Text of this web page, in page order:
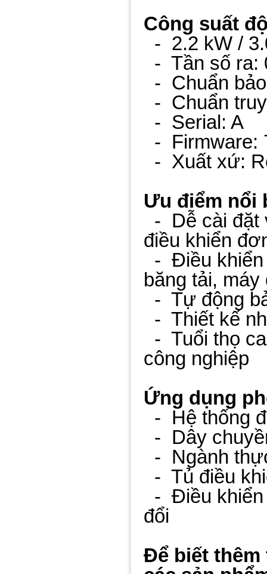
Công suất
- 2.2 kW /
- Tần số ra:
- Chuẩn
- Chuẩn
- Serial: A
- Firmware:
- Xuất xứ:
Ưu điểm nổi
- Dễ cài đặt
điều khiển
- Điều khiển
băng tải, máy
- Tự động
- Thiết kế
- Tuổi thọ
công nghiệp
Ứng dụng
- Hệ thống
- Dây
- Ngành
- Tủ điều
- Điều khiển
đổi
Để biết thêm